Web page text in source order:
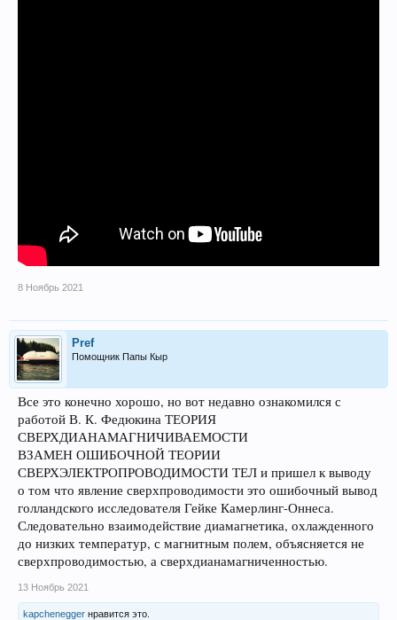
8 Ноябрь 2021
Pref
Помощник Папы Кыр
Все это конечно хорошо, но вот недавно ознакомился с
работой В. К. Федюкина ТЕОРИЯ
СВЕРХДИАНАМАГНИЧИВАЕМОСТИ
ВЗАМЕН ОШИБОЧНОЙ ТЕОРИИ
СВЕРХЭЛЕКТРОПРОВОДИМОСТИ ТЕЛ и пришел к выводу
о том что явление сверхпроводимости это ошибочный вывод
голландского исследователя Гейке Камерлинг-Оннеса.
Следовательно взаимодействие диамагнетика, охлажденного
до низких температур, с магнитным полем, объясняется не
сверхпроводимостью, а сверхдианамагниченностью.
13 Ноябрь 2021
kapchenegger нравится это.